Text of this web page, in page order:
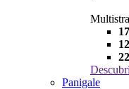
Panigale